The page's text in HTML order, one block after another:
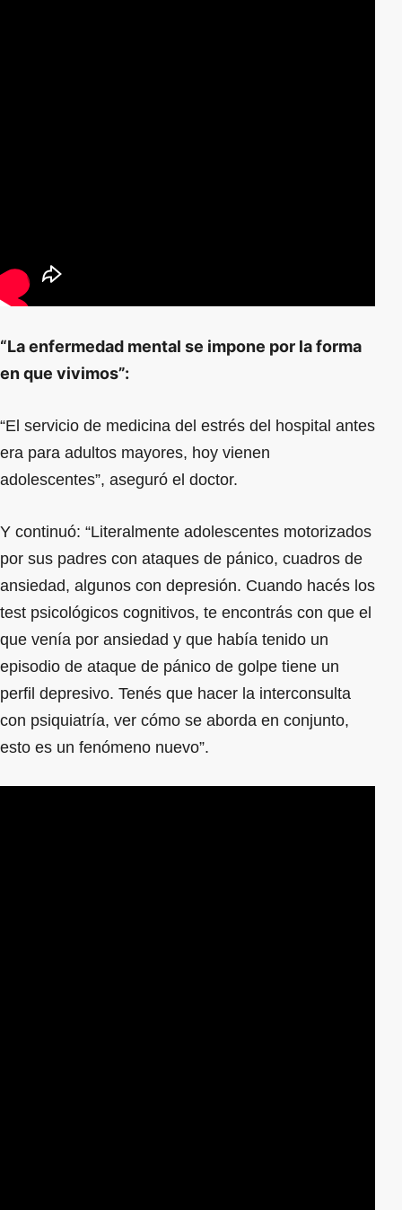
“La enfermedad mental se impone por la forma
en que vivimos”:
“El servicio de medicina del estrés del hospital antes
era para adultos mayores, hoy vienen
adolescentes”, aseguró el doctor.
Y continuó: “Literalmente adolescentes motorizados
por sus padres con ataques de pánico, cuadros de
ansiedad, algunos con depresión. Cuando hacés los
test psicológicos cognitivos, te encontrás con que el
que venía por ansiedad y que había tenido un
episodio de ataque de pánico de golpe tiene un
perfil depresivo. Tenés que hacer la interconsulta
con psiquiatría, ver cómo se aborda en conjunto,
esto es un fenómeno nuevo”.